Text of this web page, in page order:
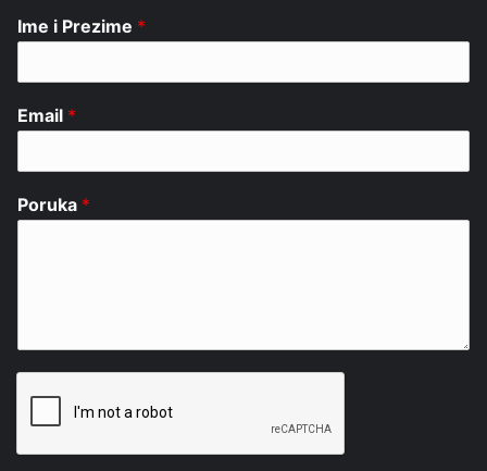
Ime i Prezime *
Email *
Poruka *